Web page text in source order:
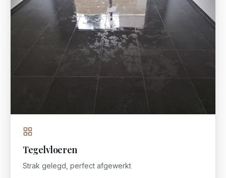
Tegelvloeren
Strak gelegd, perfect afgewerkt